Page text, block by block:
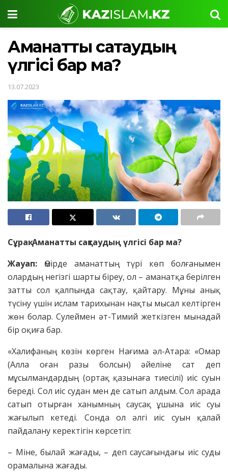
Аманатты сақтаудың
үлгісі бар ма?
13.07.2023
Сұрақ: Аманатты сақтаудың үлгісі бар ма?
Жауап: Өмірде аманаттың түрі көп болғанымен
олардың негізгі шарты біреу, ол – аманатқа берілген
затты сол қалпында сақтау, қайтару. Мұны анық
түсіну үшін ислам тарихынан нақты мысал келтірген
жөн болар. Сулеймен әт-Тимий жеткізген мынадай
бір оқиға бар.
«Халифаның көзін көрген Нағима әл-Атара: «Омар
(Алла оған разы болсын) әйеліне сат деп
мұсылмандардың (ортақ қазынаға тиесілі) иіс суын
береді. Сол иіс судан мен де сатып алдым. Сол арада
сатып отырған ханымның саусақ ұшына иіс суы
жағылып кетеді. Сонда ол әлгі иіс суын қалай
пайдалану керектігін көрсетіп:
– Міне, былай жағады, – деп саусағындағы иіс суды
орамалына жағады.